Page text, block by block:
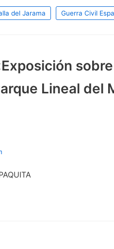
del Jarama Guerra Civil
Lineal del